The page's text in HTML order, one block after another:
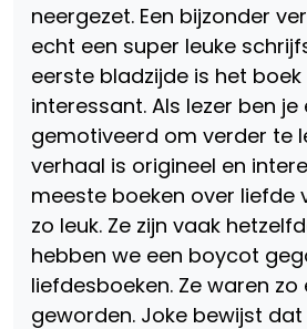
neergezet. Een bijzonder
echt een super leuke
eerste bladzijde is het boek
interessant. Als lezer ben je
gemotiveerd om verder te
verhaal is origineel en
meeste boeken over liefde
zo leuk. Ze zijn vaak
hebben we een boycot
liefdesboeken. Ze waren zo
geworden. Joke bewijst